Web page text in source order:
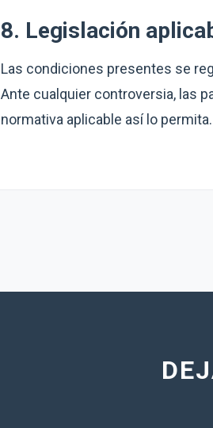
8. Legislación
Las condiciones presentes se
Ante cualquier controversia, las
normativa aplicable así lo permita.